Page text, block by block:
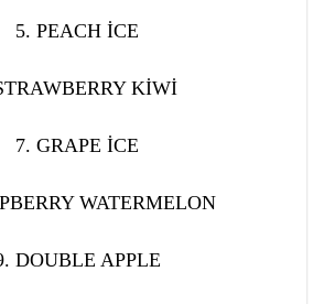
5. PEACH İCE
KİWİ
7. GRAPE İCE
WATERMELON
DOUBLE APPLE